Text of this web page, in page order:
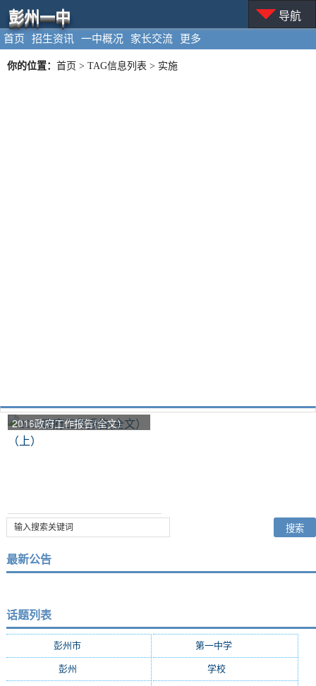
首页 招生资讯 一中概况 家长交流 更多
彭州一中 导航
你的位置： 首页 > TAG信息列表 > 实施
2016政府工作报告(全文）
（上）
最新公告
话题列表
彭州市 第一中学
彭州 学校(29)